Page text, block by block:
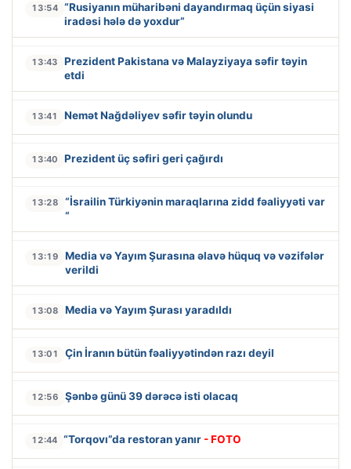
13:54 “Rusiyanın müharibəni dayandırmaq üçün siyasi
iradəsi hələ də yoxdur”
13:43
Prezident Pakistana və Malayziyaya səfir təyin
etdi
13:41 Nemət Nağdəliyev səfir təyin olundu
13:40 Prezident üç səfiri geri çağırdı
13:28
“İsrailin Türkiyənin maraqlarına zidd fəaliyyəti var
“
13:19
Media və Yayım Şurasına əlavə hüquq və vəzifələr
verildi
13:08 Media və Yayım Şurası yaradıldı
13:01 Çin İranın bütün fəaliyyətindən razı deyil
12:56 Şənbə günü 39 dərəcə isti olacaq
12:44 “Torqovı”da restoran yanır - FOTO